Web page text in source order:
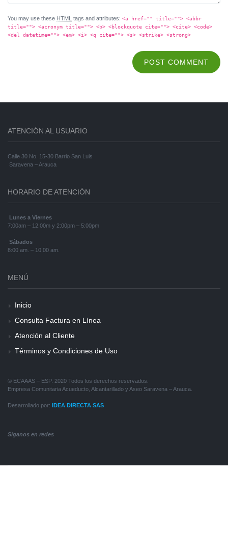
You may use these HTML tags and attributes: <a href="" title=""> <abbr
title=""> <acronym title=""> <b> <blockquote cite=""> <cite> <code>
<del datetime=""> <em> <i> <q cite=""> <s> <strike> <strong>
ATENCIÓN AL USUARIO
Calle 30 No. 15-30 Barrio San Luis
Saravena – Arauca
HORARIO DE ATENCIÓN
Lunes a Viernes
7:00am – 12:00m y 2:00pm – 5:00pm
Sábados
8:00 am. – 10:00 am.
MENÚ
Inicio
Consulta Factura en Línea
Atención al Cliente
Términos y Condiciones de Uso
© ECAAAS – ESP. 2020 Todos los derechos reservados.
Empresa Comunitaria Acueducto, Alcantarillado y Aseo Saravena – Arauca.
Desarrollado por: IDEA DIRECTA SAS
Síganos en redes